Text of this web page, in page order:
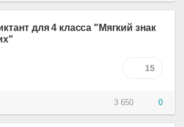
для 4 класса "Мягкий знак
15
3 650 0